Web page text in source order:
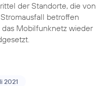
der Standorte, die von
betroffen
das Mobilfunknetz wieder
2021